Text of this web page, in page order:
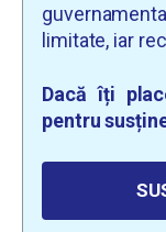
limitate, iar
Dacă îți
pentru